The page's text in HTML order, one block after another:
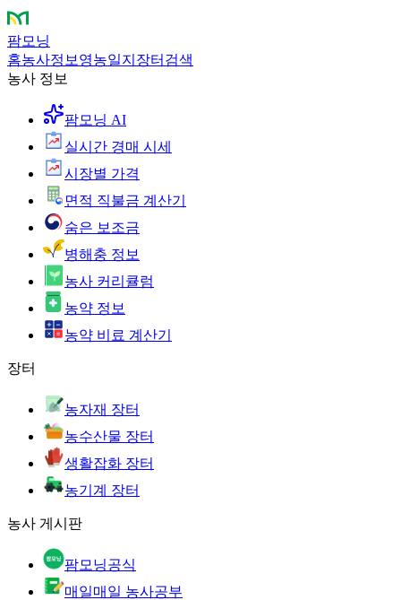
팜모닝
홈농사정보 영농일지 장터 검색
농사 정보
팜모닝 AI
실시간 경매 시세
시장별 가격
면적 직불금 계산기
숨은 보조금
병해충 정보
농사 커리큘럼
농약 정보
농약 비료 계산기
장터
농자재 장터
농수산물 장터
생활잡화 장터
농기계 장터
농사 게시판
팜모닝공식
매일매일 농사공부